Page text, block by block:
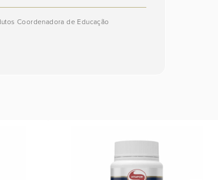
Coordenadora de Educação